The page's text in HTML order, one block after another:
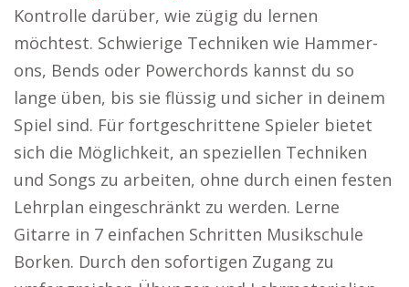
Kontrolle darüber, wie zügig du lernen
möchtest. Schwierige Techniken wie Hammer-
ons, Bends oder Powerchords kannst du so
lange üben, bis sie flüssig und sicher in deinem
Spiel sind. Für fortgeschrittene Spieler bietet
sich die Möglichkeit, an speziellen Techniken
und Songs zu arbeiten, ohne durch einen festen
Lehrplan eingeschränkt zu werden. Lerne
Gitarre in 7 einfachen Schritten Musikschule
Borken. Durch den sofortigen Zugang zu